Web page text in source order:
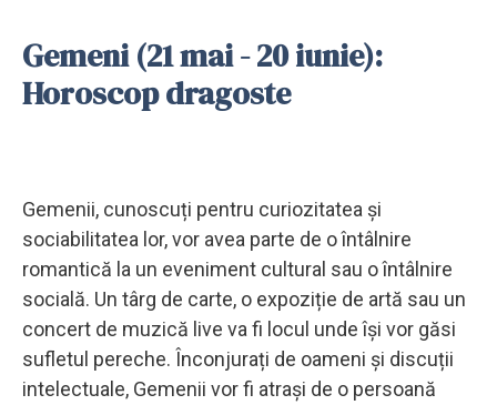
Gemeni (21 mai - 20 iunie):
Horoscop dragoste
Gemenii, cunoscuți pentru curiozitatea și
sociabilitatea lor, vor avea parte de o întâlnire
romantică la un eveniment cultural sau o întâlnire
socială. Un târg de carte, o expoziție de artă sau un
concert de muzică live va fi locul unde își vor găsi
sufletul pereche. Înconjurați de oameni și discuții
intelectuale, Gemenii vor fi atrași de o persoană